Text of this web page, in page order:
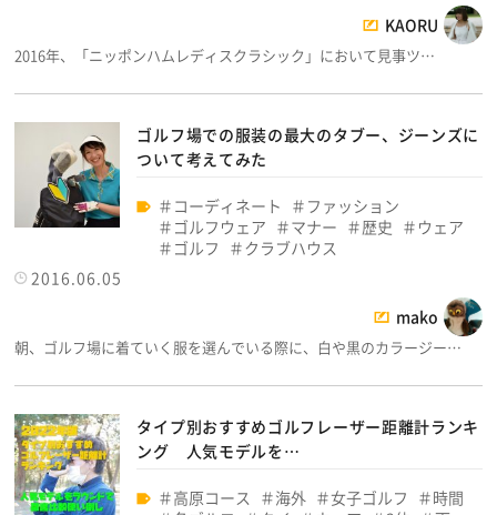
KAORU
2016年、「ニッポンハムレディスクラシック」において見事ツ…
ゴルフ場での服装の最大のタブー、ジーンズに
ついて考えてみた
コーディネート
ファッション
ゴルフウェア
マナー 歴史
ウェア
ゴルフ
クラブハウス
2016.06.05
mako
朝、ゴルフ場に着ていく服を選んでいる際に、白や黒のカラージー…
タイプ別おすすめゴルフレーザー距離計ランキ
ング 人気モデルを…
高原コース 海外 女子ゴルフ
時間